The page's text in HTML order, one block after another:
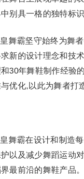
别具一格的独特标识
舞霸坚守始终为舞
新的设计理念和技
30年舞鞋制作经验
优化,以此为舞者打
舞霸在设计和制造
以及减少舞蹈运动
最前沿的舞鞋产品